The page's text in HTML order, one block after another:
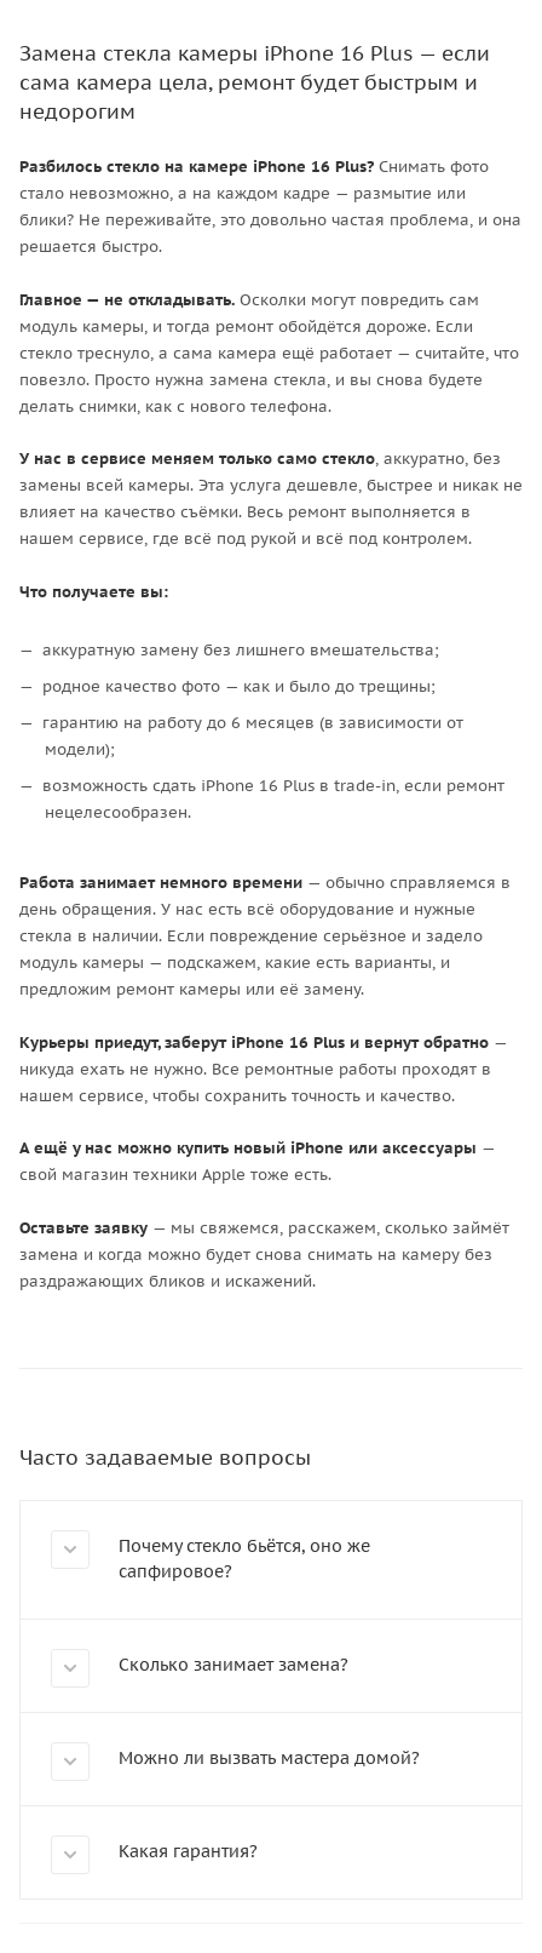
Замена стекла камеры iPhone 16 Plus — если
сама камера цела, ремонт будет быстрым и
недорогим
Разбилось стекло на камере iPhone 16 Plus? Снимать фото
стало невозможно, а на каждом кадре — размытие или
блики? Не переживайте, это довольно частая проблема, и она
решается быстро.
Главное — не откладывать. Осколки могут повредить сам
модуль камеры, и тогда ремонт обойдётся дороже. Если
стекло треснуло, а сама камера ещё работает — считайте, что
повезло. Просто нужна замена стекла, и вы снова будете
делать снимки, как с нового телефона.
У нас в сервисе меняем только само стекло, аккуратно, без
замены всей камеры. Эта услуга дешевле, быстрее и никак не
влияет на качество съёмки. Весь ремонт выполняется в
нашем сервисе, где всё под рукой и всё под контролем.
Что получаете вы:
аккуратную замену без лишнего вмешательства;
родное качество фото — как и было до трещины;
гарантию на работу до 6 месяцев (в зависимости от
модели);
возможность сдать iPhone 16 Plus в trade-in, если ремонт
нецелесообразен.
Работа занимает немного времени — обычно справляемся в
день обращения. У нас есть всё оборудование и нужные
стекла в наличии. Если повреждение серьёзное и задело
модуль камеры — подскажем, какие есть варианты, и
предложим ремонт камеры или её замену.
Курьеры приедут, заберут iPhone 16 Plus и вернут обратно —
никуда ехать не нужно. Все ремонтные работы проходят в
нашем сервисе, чтобы сохранить точность и качество.
А ещё у нас можно купить новый iPhone или аксессуары —
свой магазин техники Apple тоже есть.
Оставьте заявку — мы свяжемся, расскажем, сколько займёт
замена и когда можно будет снова снимать на камеру без
раздражающих бликов и искажений.
Часто задаваемые вопросы
Почему стекло бьётся, оно же
сапфировое?
Сколько занимает замена?
Можно ли вызвать мастера домой?
Какая гарантия?